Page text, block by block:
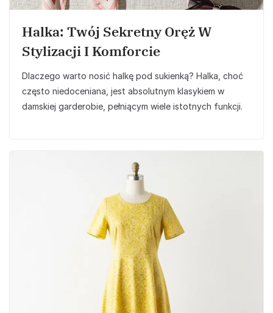
Halka: Twój Sekretny Oręż W
Stylizacji I Komforcie
Dlaczego warto nosić halkę pod sukienką? Halka, choć
często niedoceniana, jest absolutnym klasykiem w
damskiej garderobie, pełniącym wiele istotnych funkcji.